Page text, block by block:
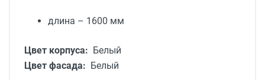
длина – 1600 мм
Цвет корпуса: Белый
Цвет фасада: Белый